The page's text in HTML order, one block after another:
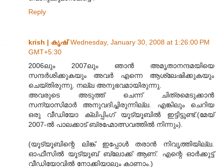
Reply
krish | കൃഷ് Wednesday, January 30, 2008 at 1:26:00 PM
GMT+5:30
2006ലും 2007ലും ഞാന്‍ അമൃതാനന്ദമയിയെ
സന്ദര്‍ശിക്കുകയും അവര്‍ എന്നെ ആശ്ലേഷിക്കുകയും
ചെയ്തിരുന്നു. നല്ല അനുഭവമായിരുന്നു.
അവരുടെ അടുത്ത് ചെന്ന് ചിത്രമെടുക്കാന്‍
സന്യാസിമാര്‍ അനുവദിച്ചിരുന്നില്ല. എങ്കിലും ചെറിയ
ഒരു വീഡിയോ ക്ലിപ്പിംഗ് യൂട്യൂബില്‍ ഇട്ടിട്ടുണ്ട്.(മേയ്
2007-ല്‍ പാലക്കാട് ബ്രഹ്മോത്സവത്തില്‍ നിന്നും).
(യൂട്യൂബിന്റെ ലിങ്ക് ഇപ്പോള്‍ തരാന്‍ നിവൃത്തിയില്ല.
ഓഫീസില്‍ യൂട്യൂബ് ബ്ലോക്ക് ആണ്. എന്റെ ഓര്‍ക്കുട്ട്
വീഡിയോവില്‍ നോക്കിയാലും കാണാം.)